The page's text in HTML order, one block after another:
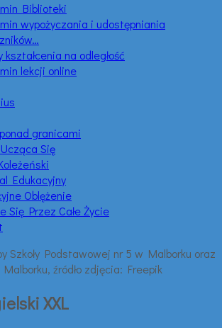
Biblioteki
wypożyczania i udostępniania
kształcenia na odległość
lekcji online
granicami
Ucząca Się
Edukacyjny
Oblężenie
Się Przez Całe Życie
XXL